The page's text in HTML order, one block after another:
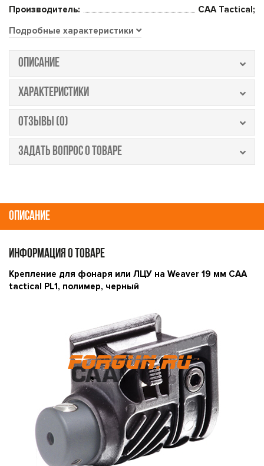
Производитель:
CAA Tactical;
Подробные характеристики
ОПИСАНИЕ
ХАРАКТЕРИСТИКИ
ОТЗЫВЫ (0)
ЗАДАТЬ ВОПРОС О ТОВАРЕ
ОПИСАНИЕ
ИНФОРМАЦИЯ О ТОВАРЕ
Крепление для фонаря или ЛЦУ на Weaver 19 мм CAA
tactical PL1, полимер, черный